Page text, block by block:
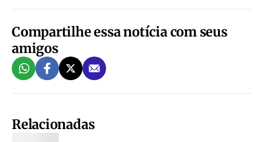
Compartilhe essa notícia com seus
amigos
Relacionadas